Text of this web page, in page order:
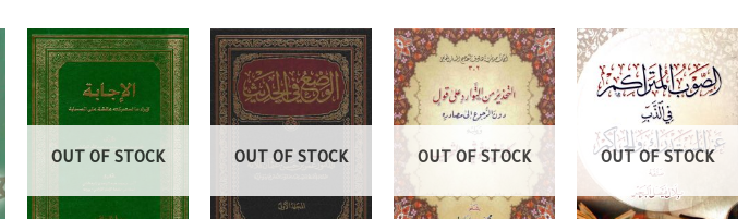
OUT OF STOCK OUT OF STOCK OUT OF STOCK OUT OF STOCK